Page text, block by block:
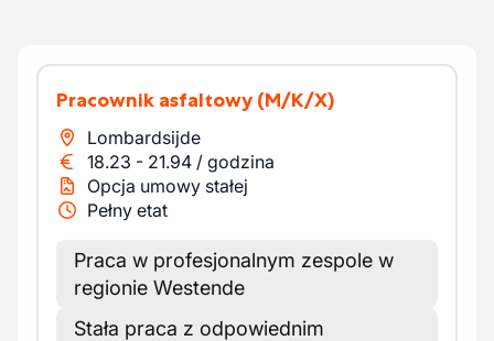
Pracownik asfaltowy (M/K/X)
Lombardsijde
18.23 - 21.94 / godzina
Opcja umowy stałej
Pełny etat
Praca w profesjonalnym zespole w
regionie Westende
Stała praca z odpowiednim